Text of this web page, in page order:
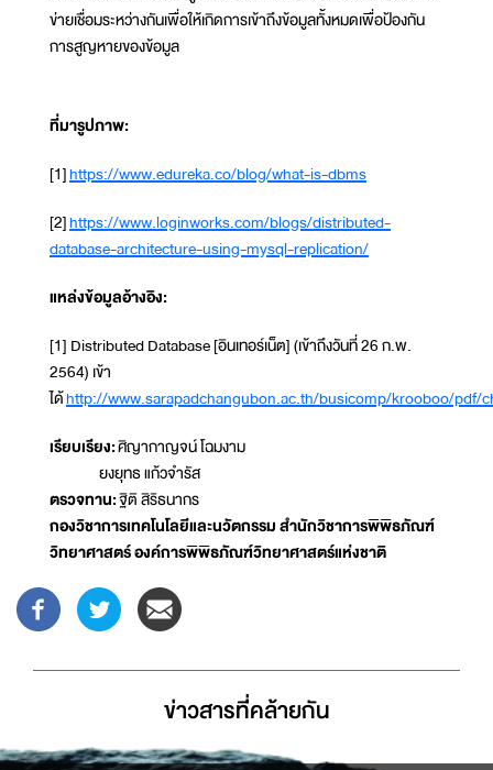
ข่ายเชื่อมระหว่างกันเพื่อให้เกิดการเข้าถึงข้อมูลทั้งหมดเพื่อป้องกัน
การสูญหายของข้อมูล
ที่มารูปภาพ:
[1]https://www.edureka.co/blog/what-is-dbms
[2]https://www.loginworks.com/blogs/distributed-
database-architecture-using-mysql-replication/
แหล่งข้อมูลอ้างอิง:
[1] Distributed Database [อินเทอร์เน็ต] (เข้าถึงวันที่ 26 ก.พ.
2564) เข้า
ได้http://www.sarapadchangubon.ac.th/busicomp/krooboo/pdf/
เรียบเรียง:ศิญากาญจน์ โฉมงาม
ยงยุทธ แก้วจำรัส
ตรวจทาน:ฐิติ สิริธนากร
กองวิชาการเทคโนโลยีและนวัตกรรม สำนักวิชาการพิพิธภัณฑ์
วิทยาศาสตร์ องค์การพิพิธภัณฑ์วิทยาศาสตร์แห่งชาติ
ข่าวสารที่่คล้ายกัน